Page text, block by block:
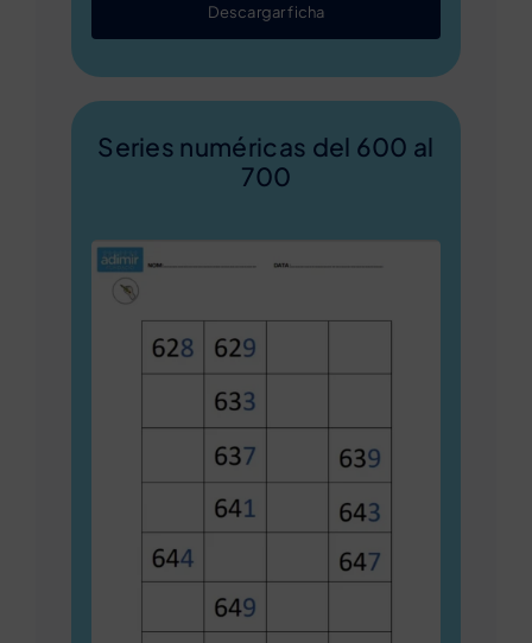
Descargar ficha
Series numéricas del 600 al
700